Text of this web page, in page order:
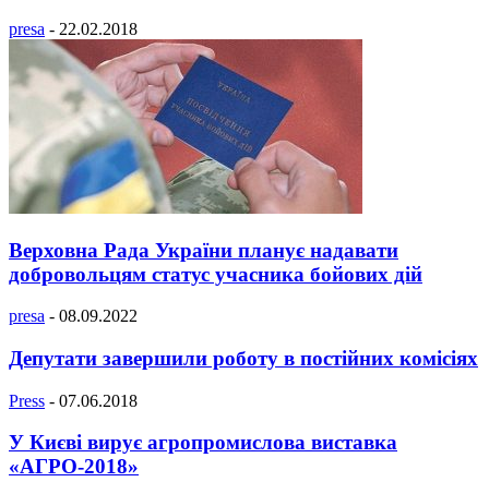
presa - 22.02.2018
Верховна Рада України планує надавати
добровольцям статус учасника бойових дій
presa - 08.09.2022
Депутати завершили роботу в постійних комісіях
Press - 07.06.2018
У Києві вирує агропромислова виставка
«АГРО-2018»